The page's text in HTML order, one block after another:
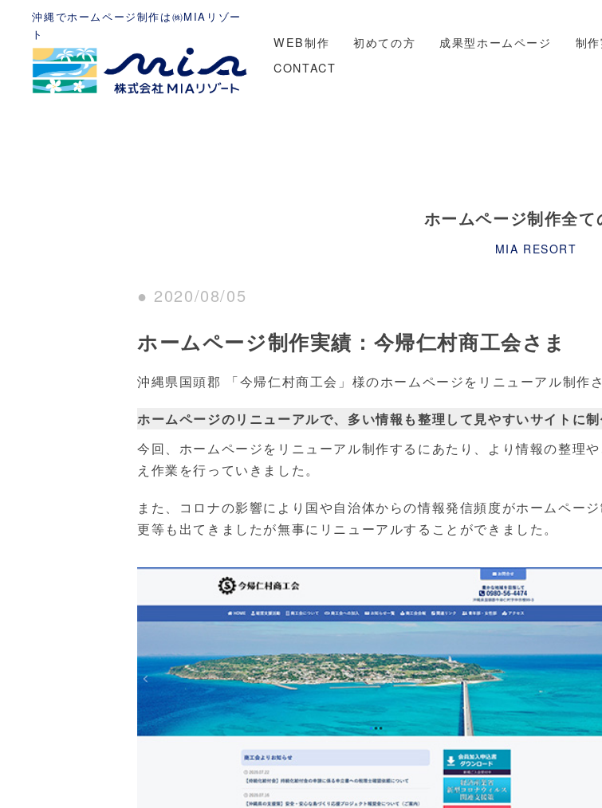
沖縄でホームページ制作は㈱MIAリゾー
ト
WEB制作 初めての方 成果型ホームページ 制
CONTACT
ホームページ制作全て
MIA RESORT
● 2020/08/05
ホームページ制作実績：今帰仁村商工会さま
沖縄県国頭郡 「今帰仁村商工会」様のホームページをリニューアル制作
ホームページのリニューアルで、多い情報も整理して見やすいサイトに
今回、ホームページをリニューアル制作するにあたり、より情報の整理
え作業を行っていきました。
また、コロナの影響により国や自治体からの情報発信頻度がホームペー
更等も出てきましたが無事にリニューアルすることができました。